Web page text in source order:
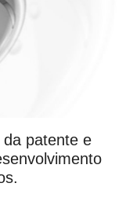
patente e